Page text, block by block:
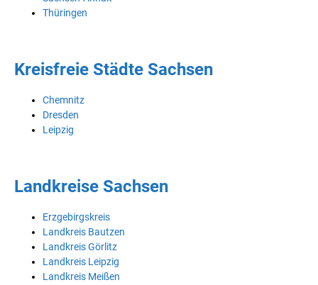
Thüringen
Kreisfreie Städte Sachsen
Chemnitz
Dresden
Leipzig
Landkreise Sachsen
Erzgebirgskreis
Landkreis Bautzen
Landkreis Görlitz
Landkreis Leipzig
Landkreis Meißen